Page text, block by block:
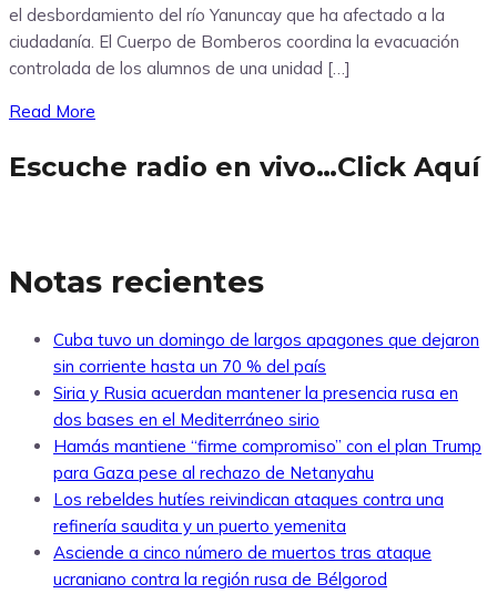
el desbordamiento del río Yanuncay que ha afectado a la
ciudadanía. El Cuerpo de Bomberos coordina la evacuación
controlada de los alumnos de una unidad […]
Read More
Escuche radio en vivo…Click Aquí
Notas recientes
Cuba tuvo un domingo de largos apagones que dejaron
sin corriente hasta un 70 % del país
Siria y Rusia acuerdan mantener la presencia rusa en
dos bases en el Mediterráneo sirio
Hamás mantiene “firme compromiso” con el plan Trump
para Gaza pese al rechazo de Netanyahu
Los rebeldes hutíes reivindican ataques contra una
refinería saudita y un puerto yemenita
Asciende a cinco número de muertos tras ataque
ucraniano contra la región rusa de Bélgorod